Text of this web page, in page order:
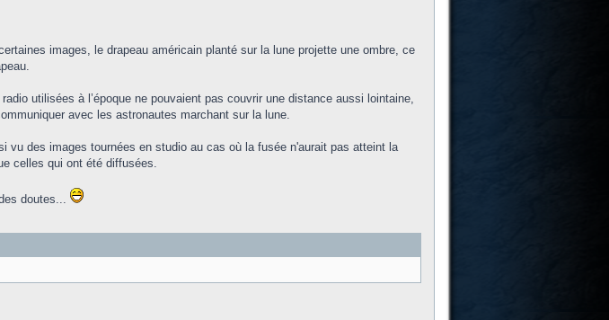
images, le drapeau américain planté sur la lune projette une ombre, ce
utilisées à l’époque ne pouvaient pas couvrir une distance aussi lointaine,
avec les astronautes marchant sur la lune.
vu des images tournées en studio au cas où la fusée n'aurait pas atteint la
celles qui ont été diffusées.
doutes...